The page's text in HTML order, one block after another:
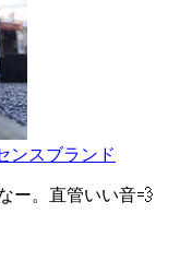
ンスブランド
ー。直管いい音💨